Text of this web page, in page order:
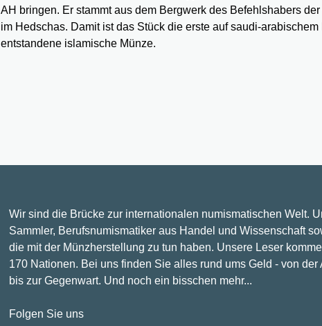
AH bringen. Er stammt aus dem Bergwerk des Befehlshabers
im Hedschas. Damit ist das Stück die erste auf saudi-arabischem
entstandene islamische Münze.
Wir sind die Brücke zur internationalen numismatischen Welt.
Sammler, Berufsnumismatiker aus Handel und Wissenschaft
die mit der Münzherstellung zu tun haben. Unsere Leser
170 Nationen. Bei uns finden Sie alles rund ums Geld - von der
bis zur Gegenwart. Und noch ein bisschen mehr...
Folgen Sie uns